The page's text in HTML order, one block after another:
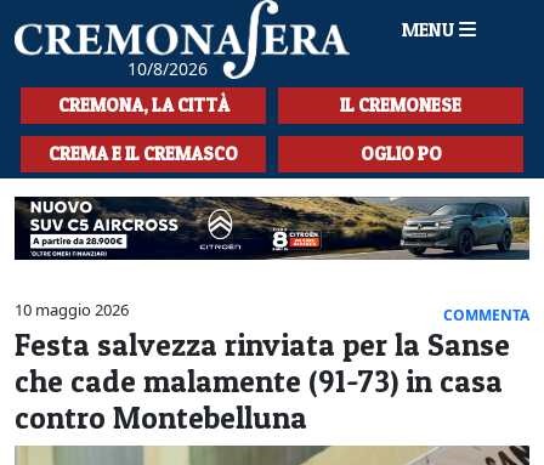
10/8/2026
MENU
HOME
CRONACA
SPORT
LA MUSICA
CULTURA
LA STORIA
SPETTACOLI
L'EDITORIALE
CREMONA, LA CITTÀ IL CREMONESE
CREMA E IL CREMASCO OGLIO PO
10 maggio 2026 COMMENTA
Festa salvezza rinviata per la Sanse
che cade malamente (91-73) in casa
contro Montebelluna